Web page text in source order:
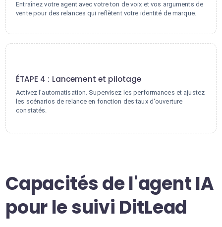
Entraînez votre agent avec votre ton de voix et vos arguments de
vente pour des relances qui reflètent votre identité de marque.
ÉTAPE 4 : Lancement et pilotage
Activez l'automatisation. Supervisez les performances et ajustez
les scénarios de relance en fonction des taux d'ouverture
constatés.
Capacités de l'agent IA
pour le suivi DitLead